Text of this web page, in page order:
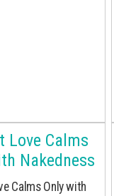
Calms Only with